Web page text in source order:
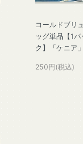
コールドブリ
ッグ単品【1パ
ク】「ケニア」
250円(税込)